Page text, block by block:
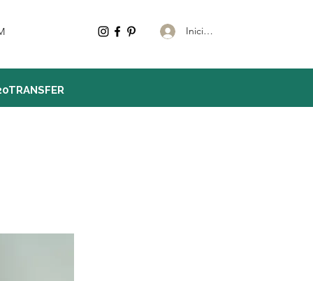
Iniciar sesión